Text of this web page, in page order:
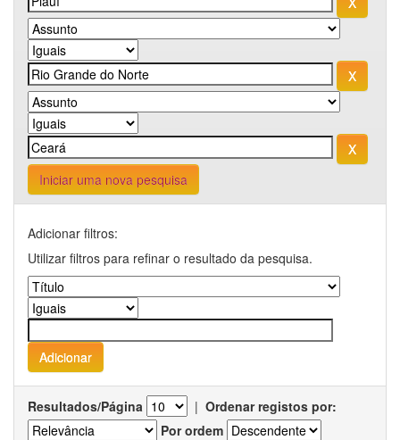
Iniciar uma nova pesquisa
Adicionar filtros:
Utilizar filtros para refinar o resultado da pesquisa.
Resultados/Página | Ordenar registos por:
Por ordem